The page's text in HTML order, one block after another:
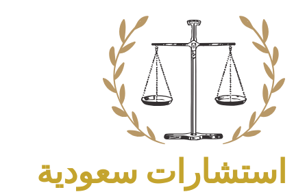
content
استشارات سعودية